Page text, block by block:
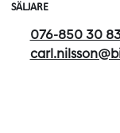
SÄLJARE
076-850 30